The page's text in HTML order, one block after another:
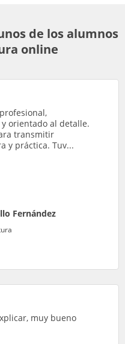
de los alumnos
online
orientado al detalle.
transmitir
y práctica. Tuv...
Fernández
muy bueno